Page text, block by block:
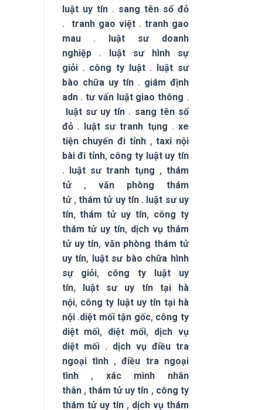
luật uy tín. sang tên sổ đỏ
. tranh gao việt. tranh gao
mau.
luật sư doanh
nghiệp.
luật sư hình sự
giỏi. công ty luật.
luật sư
bào chữa uy tín. giám định
adn.tư vấn luật giao thông .
luật sư uy tín . sang tên sổ
đỏ. luật sư tranh tụng .xe
tiện chuyến đi tỉnh,taxi nội
bài đi tỉnh, công ty luật uy tín
.
luật sư tranh tụng , thám
tử, văn phòng thám
tử,thám tử uy tín . luật sư uy
tín,thám tử uy tín, công ty
thám tử uy tín, dịch vụ thám
tử uy tín, văn phòng thám tử
uy tín, luật sư bào chữa hình
sự giỏi, công ty luật uy
tín,
luật sư uy tín tại hà
nội, công ty luật uy tín tại hà
nội .diệt mối tận gốc, công ty
diệt mối, diệt mối, dịch vụ
diệt mối . dịch vụ điều tra
ngoại tình,điều tra ngoại
tình, xác minh nhân
thân, thám tử uy tín , công ty
thám tử uy tín, dịch vụ thám